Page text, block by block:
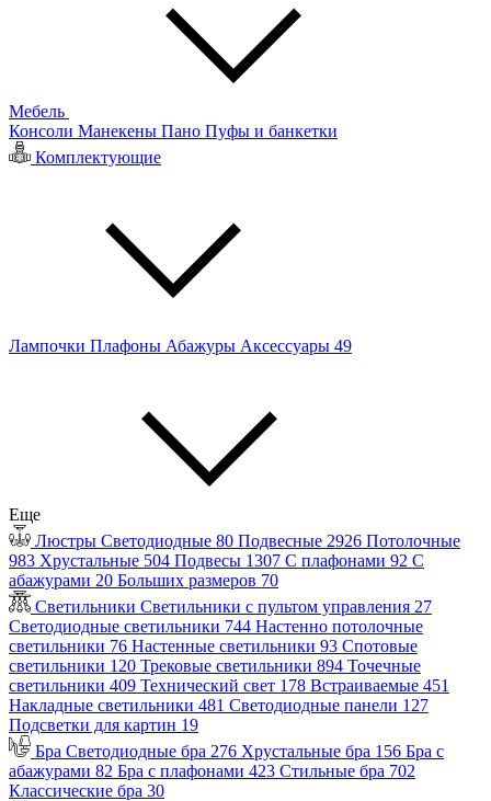
Мебель
Консоли Манекены Пано Пуфы и банкетки
Комплектующие
Лампочки Плафоны Абажуры Аксессуары 49
Еще
Люстры Светодиодные 80 Подвесные 2926 Потолочные
983 Хрустальные 504 Подвесы 1307 С плафонами 92 С
абажурами 20 Больших размеров 70
Светильники Светильники с пультом управления 27
Светодиодные светильники 744 Настенно потолочные
светильники 76 Настенные светильники 93 Спотовые
светильники 120 Трековые светильники 894 Точечные
светильники 409 Технический свет 178 Встраиваемые 451
Накладные светильники 481 Светодиодные панели 127
Подсветки для картин 19
Бра Светодиодные бра 276 Хрустальные бра 156 Бра с
абажурами 82 Бра с плафонами 423 Стильные бра 702
Классические бра 30